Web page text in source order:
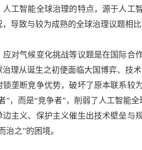
人工智能全球治理的特点，源于人工
导致与较为成熟的全球治理议题相
气候变化挑战等议题是在国际合作
治理从诞生之初便面临大国博弈、技
锁垄断竞争优势，破坏了原本联系较
”，而是“竞争者”，削弱了人工智能
边主义、保护主义催生出技术壁垒与
治之”的困境。